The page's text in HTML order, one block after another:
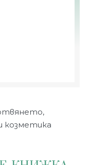
козметика